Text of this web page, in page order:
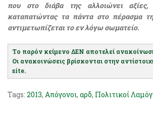
που στο διάβα της αλλοιώνει
καταπατώντας τα πάντα στο πέρασμα
αντιμετωπίζεται το εν λόγω σωματείο.
Το παρόν κείμενο ΔΕΝ αποτελεί
Οι ανακοινώσεις βρίσκονται στην
site.
Tags: 2013, Απόγονοι, αρδ, Πολιτικοί